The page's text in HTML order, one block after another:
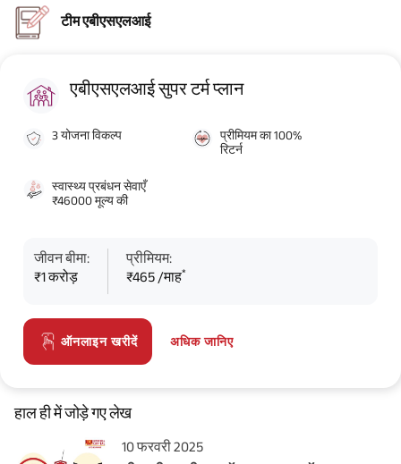
टीम एबीएसएलआई
एबीएसएलआई सुपर टर्म प्लान
3 योजना विकल्प
प्रीमियम का 100%
रिटर्न
स्वास्थ्य प्रबंधन सेवाएँ
₹46000 मूल्य की
जीवन बीमा:
₹1 करोड़
प्रीमियम:
₹465 /माह*
ऑनलाइन खरीदें अधिक जानिए
हाल ही में जोड़े गए लेख
10 फरवरी 2025